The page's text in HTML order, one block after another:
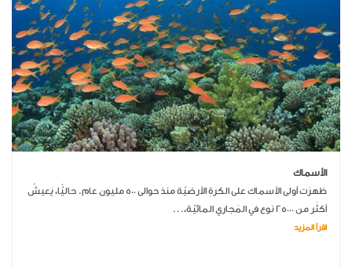
الأسماك
ظهرَت أولى الأسماك على الكرةِ الأرضيّة منذ حوالى 500 مليون عام. حاليًّا، يَعيشُ
أكثَر من 25000 نوع في المَجاري المائيّة،...
اقرأ المزيد